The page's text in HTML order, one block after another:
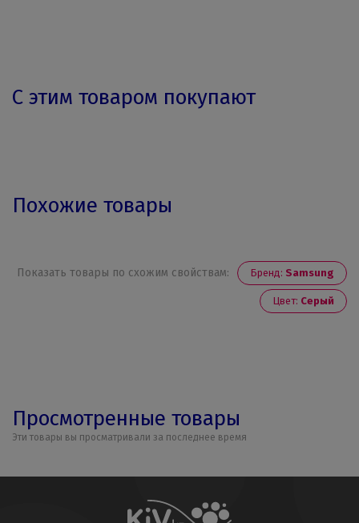
С этим товаром покупают
Похожие товары
Показать товары по схожим свойствам: Бренд: Samsung
Цвет: Серый
Просмотренные товары
Эти товары вы просматривали за последнее время